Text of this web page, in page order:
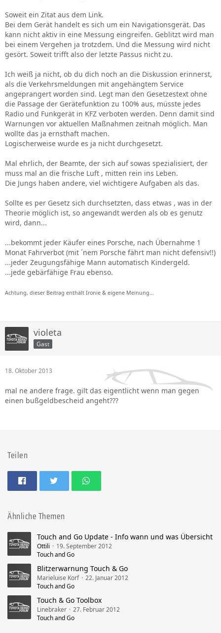
Soweit ein Zitat aus dem Link.
Bei dem Gerät handelt es sich um ein Navigationsgerät. Das
kann nicht aktiv in eine Messung eingreifen. Geblitzt wird man
bei einem Vergehen ja trotzdem. Und die Messung wird nicht
gesört. Soweit trifft also der letzte Passus nicht zu.
Ich weiß ja nicht, ob du dich noch an die Diskussion erinnerst,
als die Verkehrsmeldungen mit angehängtem Service
angeprangert worden sind. Legt man den Gesetzestext ohne
die Passage der Gerätefunktion zu 100% aus, müsste jedes
Radio und Funkgerät in KFZ verboten werden. Denn damit sind
Warnungen vor aktuellen Maßnahmen zeitnah möglich. Man
wollte das ja ernsthaft machen.
Logischerweise wurde es ja nicht durchgesetzt.
Mal ehrlich, der Beamte, der sich auf sowas spezialisiert, der
muss mal an die frische Luft , mitten rein ins Leben.
Die Jungs haben andere, viel wichtigere Aufgaben als das.
Sollte es per Gesetz sich durchsetzten, dass etwas , was in der
Theorie möglich ist, so angewandt werden als ob es genutz
wird, dann...
...bekommt jeder Käufer eines Porsche, nach Übernahme 1
Monat Fahrverbot (mit ´nem Porsche fährt man nicht defensiv!!)
...jeder Zeugungsfähige Mann automatisch Kindergeld.
...jede gebärfähige Frau ebenso.
Achtung, dieser Beitrag enthält Ironie & eigene Meinung...
violeta
Gast
18. Oktober 2013
mal ne andere frage. gilt das eigentlicht wenn man gegen
einen bußgeldbescheid angeht???
Teilen
Ähnliche Themen
Touch and Go Update - Info wann und was Übersicht
Ottili
19. September 2012
Touch and Go
Blitzerwarnung Touch & Go
Marieluise Korf
22. Januar 2012
Touch and Go
Touch & Go Toolbox
Linebraker
27. Februar 2012
Touch and Go